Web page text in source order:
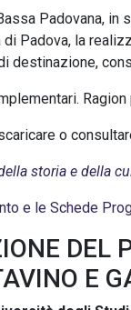
Padovana,
di Padova, la
destinazione,
o
storia e della
e le Schede
DEL
E